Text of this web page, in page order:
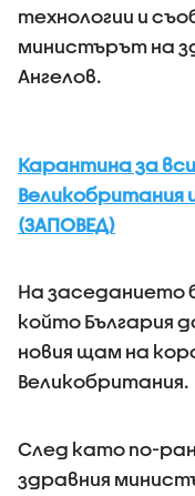
технологии и
министърът на
Ангелов.
Карантина за
Великобритания
(ЗАПОВЕД)
На заседанието
който България
новия щам на
Великобритания.
След като по-
здравния